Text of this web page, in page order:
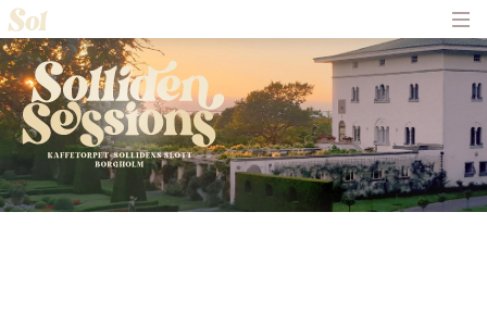
Hem
Om Solliden Sessions
Frågor och Svar
Biljetter
Servering
Nyheter
Historik
Kontakt